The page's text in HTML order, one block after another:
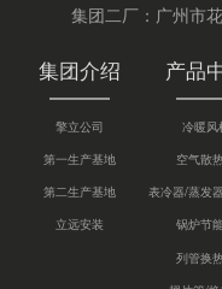
集团二厂：广州市
集团介绍
擎立公司
第一生产基地
第二生产基地
立远安装
产品
冷暖风
空气散
表冷器/蒸发
锅炉节
列管换